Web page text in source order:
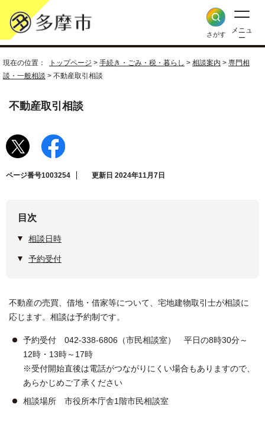
さがす
メニュ
ー
現在の位置： トップページ > 手続き・ごみ・税・暮らし > 相談案内 > 専門相
談・一般相談 > 不動産取引相談
不動産取引相談
ページ番号1003254 更新日 2024年11月7日
目次
相談日時
予約受付
不動産の売買、借地・借家等について、宅地建物取引士が相談に
応じます。相談は予約制です。
予約受付 042-338-6806（市民相談室） 平日の8時30分～
12時・13時～17時
※受付開始直後は電話がつながりにくい場合もありますので、
あらかじめご了承ください
相談場所 市役所本庁舎1階市民相談室